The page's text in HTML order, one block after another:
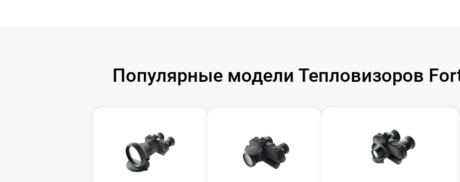
Замена корпуса от 60 мин
Прошивка (Обновление ПО)
Ремонт платы управления
(восстановление)
Популярные модели Тепловизоров